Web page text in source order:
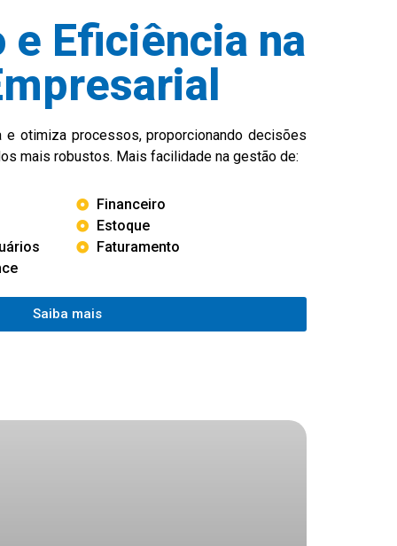
e Eficiência na
e otimiza processos, proporcionando decisões
mais robustos. Mais facilidade na gestão de:
Financeiro
Estoque
Faturamento
Saiba mais